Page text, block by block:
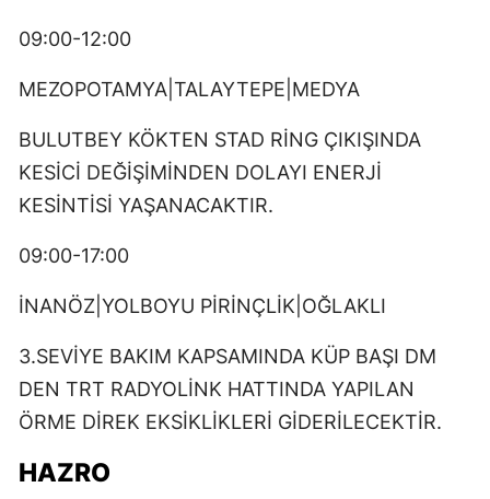
09:00-12:00
MEZOPOTAMYA|TALAYTEPE|MEDYA
BULUTBEY KÖKTEN STAD RİNG ÇIKIŞINDA
KESİCİ DEĞİŞİMİNDEN DOLAYI ENERJİ
KESİNTİSİ YAŞANACAKTIR.
09:00-17:00
İNANÖZ|YOLBOYU PİRİNÇLİK|OĞLAKLI
3.SEVİYE BAKIM KAPSAMINDA KÜP BAŞI DM
DEN TRT RADYOLİNK HATTINDA YAPILAN
ÖRME DİREK EKSİKLİKLERİ GİDERİLECEKTİR.
HAZRO